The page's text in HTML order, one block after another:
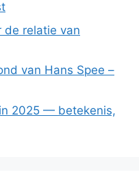
de relatie van
van Hans Spee –
2025 — betekenis,